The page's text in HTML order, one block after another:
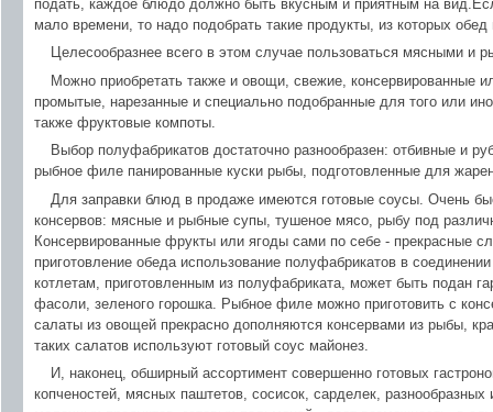
подать, каждое блюдо должно быть вкусным и приятным на
мало времени, то надо подобрать такие продукты, из которых
Целесообразнее всего в этом случае пользоваться мясными и
Можно приобретать также и овощи, свежие, консервированные
промытые, нарезанные и специально подобранные для того или
также фруктовые компоты.
Выбор полуфабрикатов достаточно разнообразен: отбивные и
рыбное филе панированные куски рыбы, подготовленные для
Для заправки блюд в продаже имеются готовые соусы. Очень
консервов: мясные и рыбные супы, тушеное мясо, рыбу под
Консервированные фрукты или ягоды сами по себе - прекрасные
приготовление обеда использование полуфабрикатов в
котлетам, приготовленным из полуфабриката, может быть подан
фасоли, зеленого горошка. Рыбное филе можно приготовить с
салаты из овощей прекрасно дополняются консервами из рыбы,
таких салатов используют готовый соус майонез.
И, наконец, обширный ассортимент совершенно готовых
копченостей, мясных паштетов, сосисок, сарделек,